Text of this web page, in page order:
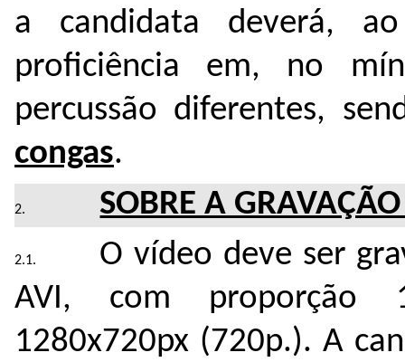
a candidata deverá,
proficiência em, no
percussão diferentes,
congas.
SOBRE A
O vídeo deve ser
AVI, com proporção
1280x720px (720p.). A